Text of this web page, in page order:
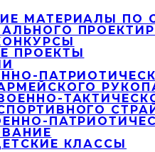
МАТЕРИАЛЫ ПО
ПРОЕКТЫ
КЛАССЫ